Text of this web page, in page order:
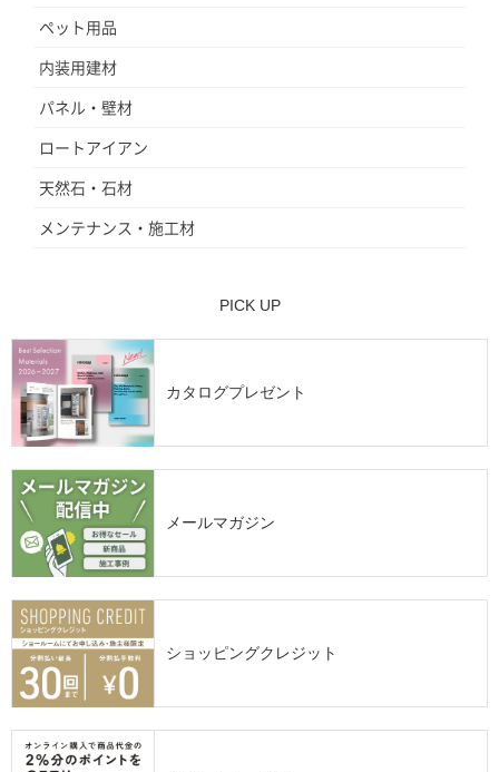
ペット用品
内装用建材
パネル・壁材
ロートアイアン
天然石・石材
メンテナンス・施工材
PICK UP
カタログプレゼント
メールマガジン
ショッピングクレジット